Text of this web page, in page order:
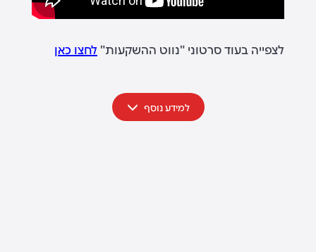
לצפייה בעוד סרטוני "נווט ההשקעות" לחצו כאן
למידע נוסף